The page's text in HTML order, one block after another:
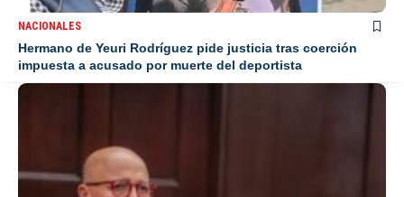
NACIONALES
Hermano de Yeuri Rodríguez pide justicia tras coerción
impuesta a acusado por muerte del deportista